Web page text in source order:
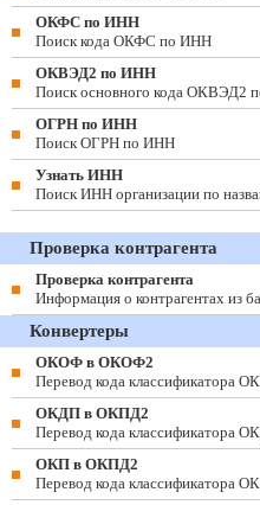
ОКФС по ИНН
Поиск кода ОКФС по ИНН
ОКВЭД2 по ИНН
Поиск основного кода ОКВЭД2
ОГРН по ИНН
Поиск ОГРН по ИНН
Узнать ИНН
Поиск ИНН организации по
Проверка контрагента
Проверка контрагента
Информация о контрагентах из
Конвертеры
ОКОФ в ОКОФ2
Перевод кода классификатора
ОКДП в ОКПД2
Перевод кода классификатора
ОКП в ОКПД2
Перевод кода классификатора